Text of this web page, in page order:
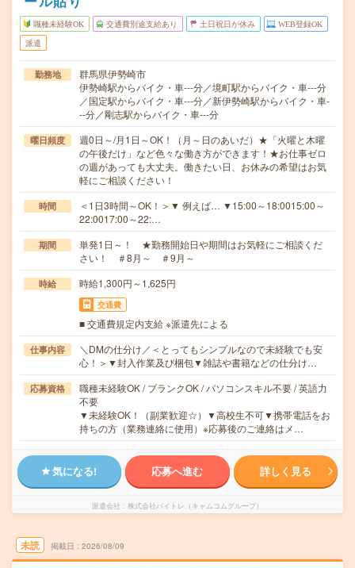
職種未経験OK 交通費別途支給あり 土日祝日が休み WEB登録OK
派遣
勤務地
群馬県伊勢崎市
伊勢崎駅からバイク・車---分／境町駅からバイク・車---分
／国定駅からバイク・車---分／新伊勢崎駅からバイク・車-
--分／剛志駅からバイク・車---分
曜日頻度
週0日～/月1日～OK！（月～日のあいだ）★「火曜と木曜
の午後だけ」など色々な働き方ができます！★お仕事ゼロ
の週があっても大丈夫。働きたい日、お休みの希望はお気
軽にご相談ください！
時間
＜1日3時間～OK！＞▼ 例えば… ▼15:00～18:0015:00～
22:0017:00～22:…
期間
単発1日～！ ★勤務開始日や期間はお気軽にご相談くだ
さい！ ＃8月～ ＃9月～
時給 時給1,300円～1,625円
交通費
■ 交通費規定内支給 ※派遣先による
仕事内容
＼DMの仕分け／＜とってもシンプルなので未経験でも安
心！＞▼封入作業及び梱包▼雑誌や書籍などの仕分け…
応募資格
職種未経験OK / ブランクOK / パソコンスキル不要 / 英語力
不要
▼未経験OK！（副業歓迎☆）▼高校生不可▼携帯電話をお
持ちの方（業務連絡に使用）※応募後のご連絡はメ…
気になる! 応募へ進む 詳しく見る
派遣会社 株式会社バイトレ（キャムコムグループ）
未読 掲載日 2026/08/09